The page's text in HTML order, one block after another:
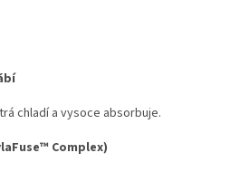
chladí a vysoce absorbuje.
Complex)